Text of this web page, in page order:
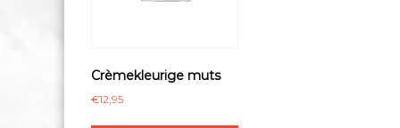
Crèmekleurige muts
€12,95